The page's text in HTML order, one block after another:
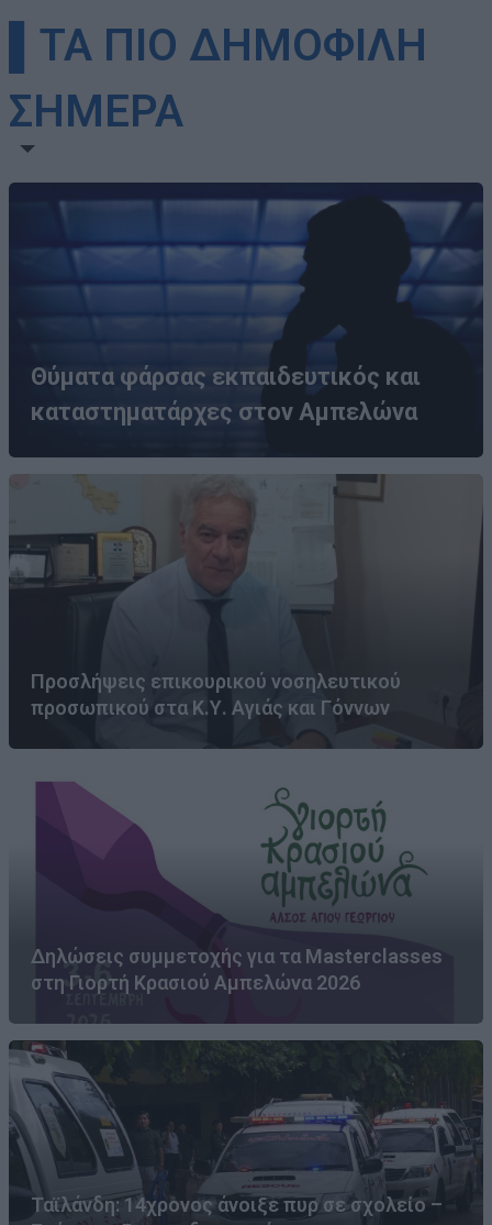
▌ΤΑ ΠΙΟ ΔΗΜΟΦΙΛΗ
ΣΗΜΕΡΑ
Θύματα φάρσας εκπαιδευτικός και
καταστηματάρχες στον Αμπελώνα
Προσλήψεις επικουρικού νοσηλευτικού
προσωπικού στα Κ.Υ. Αγιάς και Γόννων
Δηλώσεις συμμετοχής για τα Masterclasses
στη Γιορτή Κρασιού Αμπελώνα 2026
Ταϊλάνδη: 14χρονος άνοιξε πυρ σε σχολείο –